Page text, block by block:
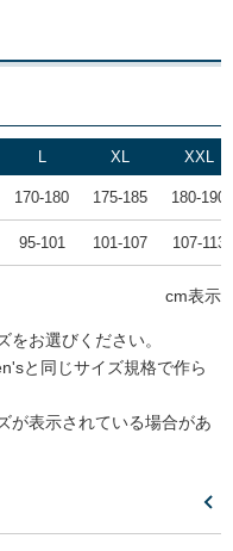
L XL XXL
170-180 175-185 180-190
95-101 101-107 107-113
cm表示
お選びください。
と同じサイズ規格で作ら
が表示されている場合があ